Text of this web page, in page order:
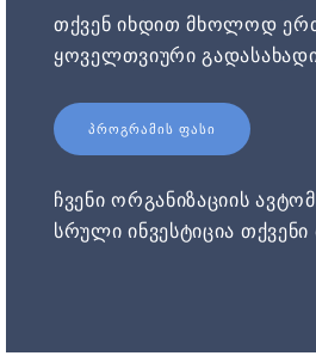
თქვენ იხდით მხოლოდ
ყოველთვიური
ᲞᲠᲝᲒᲠᲐᲛᲘᲡ ᲤᲐᲡᲘ
ჩვენი ორგანიზაციის
სრული ინვესტიცია თქვენი